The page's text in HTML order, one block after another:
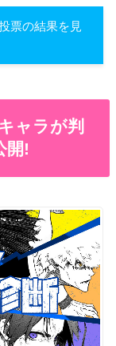
票の結果を見
ャラが判
開!